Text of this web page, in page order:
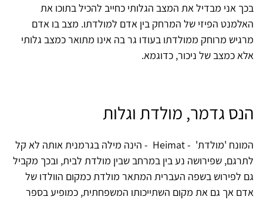
בכך אני מבדיל את המצב הגלותי כחייב להכיל בתוכו את
האלמנט הפיזי של המרחק בין אדם למולדתו. מצב בו אדם
מרגיש מרוחק ממולדתו בעודו גר בה אינו מתואר כמצב גלותי
אלא כמצב של ניכור, כדוגמא.
הנס גדמר, מולדת וגלות
המונח 'מולדת' - Heimat - הינה מילה בגרמנית אותה לא קל
לתרגם, שפירושה נע בין במרחב שבין מולדת לבית, ובכך מקביל
גם לפירוש בשפה העברית המתאר מולדת כמקום הוולדו של
אדם אך גם את מקום השתייכותו המשפחתית, כמופיע בספר